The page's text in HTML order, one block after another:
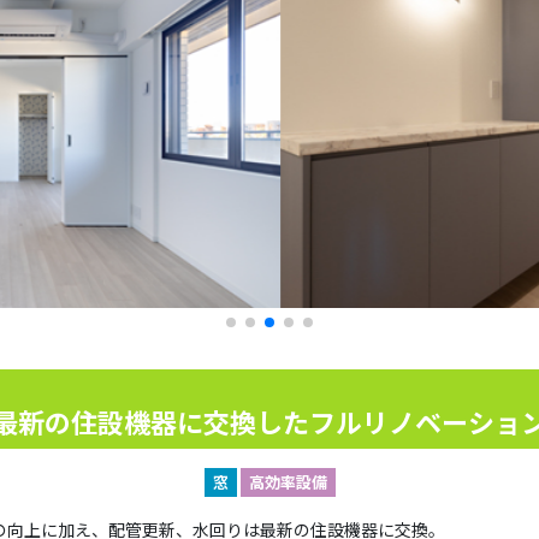
新の住設機器に交換したフルリノベーショ
窓 高効率設備
上に加え、配管更新、水回りは最新の住設機器に交換。